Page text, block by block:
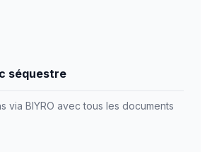
séquestre
via BIYRO avec tous les documents